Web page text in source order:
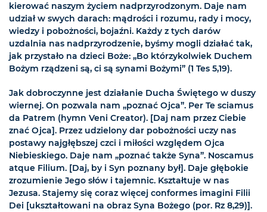
kierować naszym życiem nadprzyrodzonym. Daje nam
udział w swych darach: mądrości i rozumu, rady i mocy,
wiedzy i pobożności, bojaźni. Każdy z tych darów
uzdalnia nas nadprzyrodzenie, byśmy mogli działać tak,
jak przystało na dzieci Boże: „Bo którzykolwiek Duchem
Bożym rządzeni są, ci są synami Bożymi” (1 Tes 5,19).
Jak dobroczynne jest działanie Ducha Świętego w duszy
wiernej. On pozwala nam „poznać Ojca”. Per Te sciamus
da Patrem (hymn Veni Creator). [Daj nam przez Ciebie
znać Ojca]. Przez udzielony dar pobożności uczy nas
postawy najgłębszej czci i miłości względem Ojca
Niebieskiego. Daje nam „poznać także Syna”. Noscamus
atque Filium. [Daj, by i Syn poznany był]. Daje głębokie
zrozumienie Jego słów i tajemnic. Kształtuje w nas
Jezusa. Stajemy się coraz więcej conformes imagini Filii
Dei [ukształtowani na obraz Syna Bożego (por. Rz 8,29)].